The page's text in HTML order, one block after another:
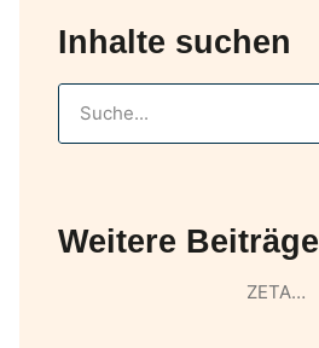
Inhalte suchen
Weitere Beiträge
ZETA…